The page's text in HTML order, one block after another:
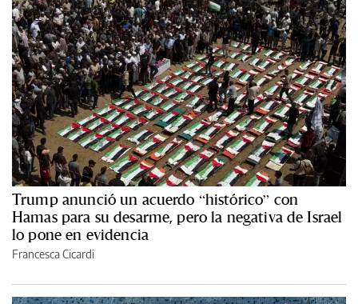
Trump anunció un acuerdo “histórico” con
Hamas para su desarme, pero la negativa de Israel
lo pone en evidencia
Francesca Cicardi